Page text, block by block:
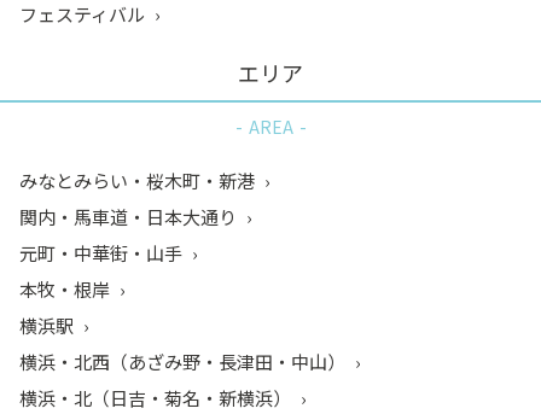
フェスティバル
エリア
AREA
みなとみらい・桜木町・新港
関内・馬車道・日本大通り
元町・中華街・山手
本牧・根岸
横浜駅
横浜・北西（あざみ野・長津田・中山）
横浜・北（日吉・菊名・新横浜）